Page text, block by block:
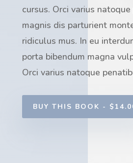
cursus. Orci varius
magnis dis parturient
ridiculus mus. In eu
porta bibendum magna
Orci varius natoque
BUY THIS BOOK -